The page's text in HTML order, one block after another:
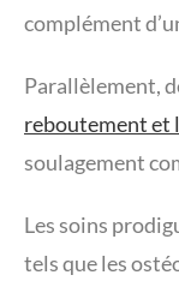
complément
Parallèlement,
reboutement et
soulagement
Les soins
tels que les